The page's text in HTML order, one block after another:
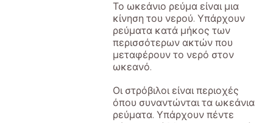
Το ωκεάνιο ρεύμα είναι μια
κίνηση του νερού. Υπάρχουν
ρεύματα κατά μήκος των
περισσότερων ακτών που
μεταφέρουν το νερό στον
ωκεανό.
Οι στρόβιλοι είναι περιοχές
όπου συναντώνται τα ωκεάνια
ρεύματα. Υπάρχουν πέντε